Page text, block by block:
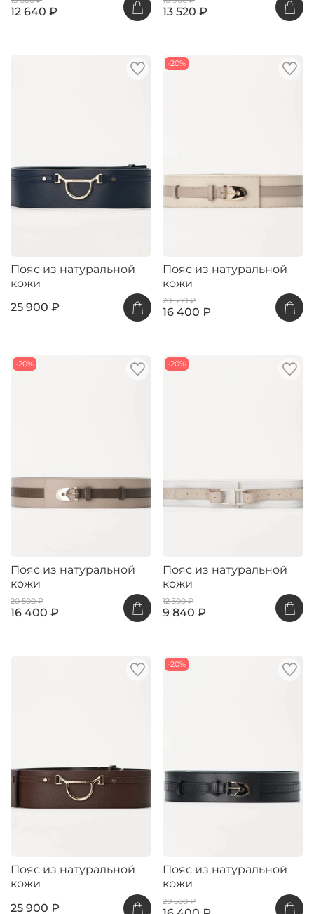
12 640 ₽ 13 520 ₽
Пояс из натуральной
кожи
25 900 ₽
-20%
Пояс из натуральной
кожи
20 500 ₽
16 400 ₽
-20%
Пояс из натуральной
кожи
20 500 ₽
16 400 ₽
-20%
Пояс из натуральной
кожи
12 300 ₽
9 840 ₽
Пояс из натуральной
кожи
25 900 ₽
-20%
Пояс из натуральной
кожи
20 500 ₽